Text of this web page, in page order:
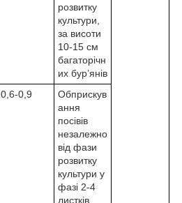
розвитку
культури,
за висоти
10-15 см
багаторічн
их бур’янів
0,6-0,9
Обприскув
ання
посівів
незалежно
від фази
розвитку
культури у
фазі 2-4
листків